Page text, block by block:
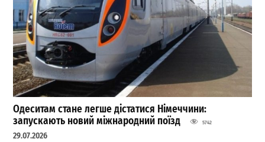
Одеситам стане легше дістатися Німеччини:
запускають новий міжнародний поїзд
5742
29.07.2026